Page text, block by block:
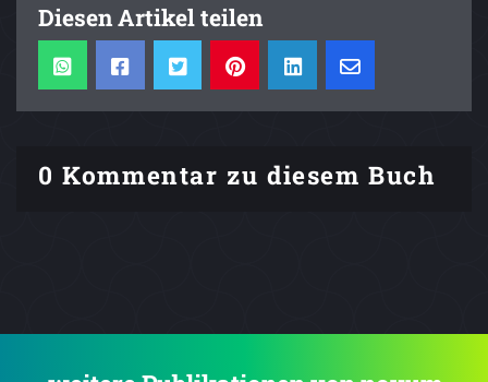
Diesen Artikel teilen
0 Kommentar zu diesem Buch